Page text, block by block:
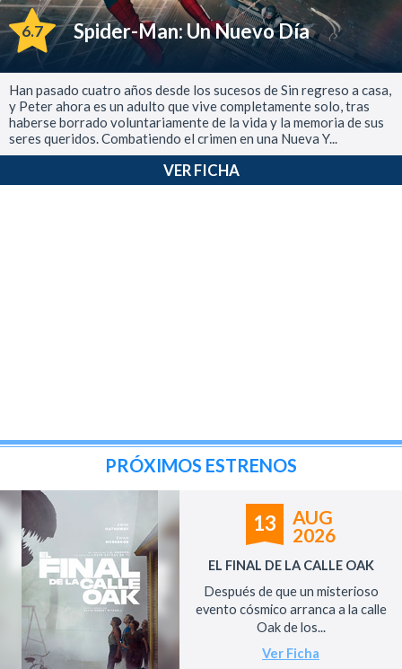
6.7 Spider-Man: Un Nuevo Día
Han pasado cuatro años desde los sucesos de Sin regreso a casa,
y Peter ahora es un adulto que vive completamente solo, tras
haberse borrado voluntariamente de la vida y la memoria de sus
seres queridos. Combatiendo el crimen en una Nueva Y...
VER FICHA
PRÓXIMOS ESTRENOS
13
AUG
2026
EL FINAL DE LA CALLE OAK
Después de que un misterioso
evento cósmico arranca a la calle
Oak de los...
Ver Ficha